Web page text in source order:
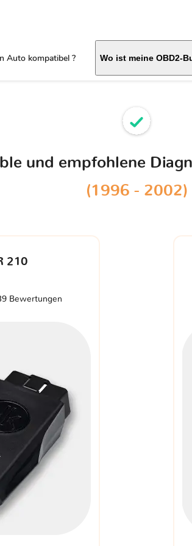
Auto kompatibel ? Wo ist meine OBD2-
und empfohlene
(1996 - 2002)
210
Bewertungen